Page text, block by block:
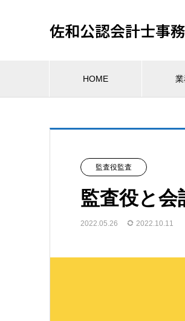
佐和公認会計士事
HOME
監査役監査
監査役と会
2022.05.26 2022.10.11